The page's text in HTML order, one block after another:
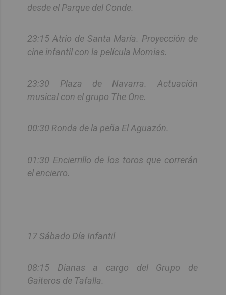
desde el Parque del Conde.
23:15 Atrio de Santa María. Proyección de
cine infantil con la película Momias.
23:30 Plaza de Navarra. Actuación
musical con el grupo The One.
00:30 Ronda de la peña El Aguazón.
01:30 Encierrillo de los toros que correrán
el encierro.
17 Sábado Día Infantil
08:15 Dianas a cargo del Grupo de
Gaiteros de Tafalla.